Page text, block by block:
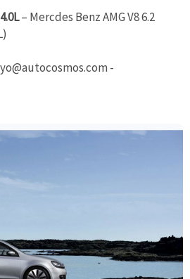
– Mercdes Benz AMG V8 6.2
-